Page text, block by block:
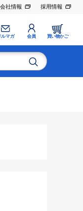
会社情報 採用情報
ルマガ 会員 買い物かご